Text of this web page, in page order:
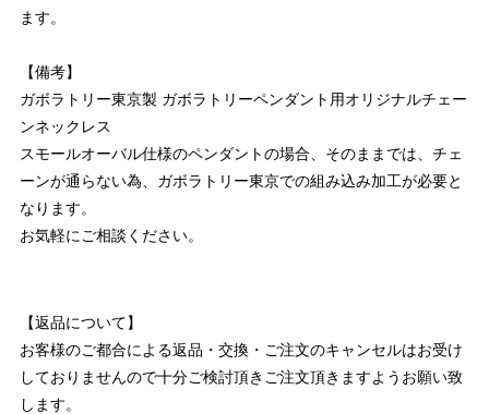
ます。
【備考】
ガボラトリー東京製 ガボラトリーペンダント用オリジナルチェー
ンネックレス
スモールオーバル仕様のペンダントの場合、そのままでは、チェ
ーンが通らない為、ガボラトリー東京での組み込み加工が必要と
なります。
お気軽にご相談ください。
【返品について】
お客様のご都合による返品・交換・ご注文のキャンセルはお受け
しておりませんので十分ご検討頂きご注文頂きますようお願い致
します。